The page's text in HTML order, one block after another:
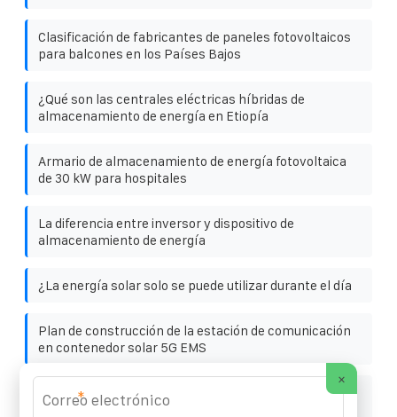
Clasificación de fabricantes de paneles fotovoltaicos
para balcones en los Países Bajos
¿Qué son las centrales eléctricas híbridas de
almacenamiento de energía en Etiopía
Armario de almacenamiento de energía fotovoltaica
de 30 kW para hospitales
La diferencia entre inversor y dispositivo de
almacenamiento de energía
¿La energía solar solo se puede utilizar durante el día
Plan de construcción de la estación de comunicación
en contenedor solar 5G EMS
Financiación para un proyecto de armario de
telecomunicaciones exterior de 5 MW
×
*